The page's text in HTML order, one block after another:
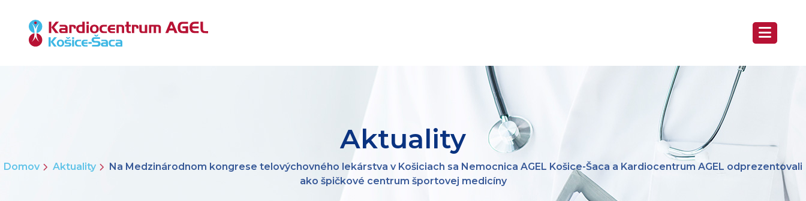
Aktuality
Domov Aktuality
Na Medzinárodnom kongrese telovýchovného lekárstva v Košiciach sa Nemocnica AGEL Košice-Šaca a Kardiocentrum AGEL odprezentovali
ako špičkové centrum športovej medicíny